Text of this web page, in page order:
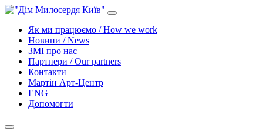
Як ми працюємо / How we work
Новини / News
ЗМІ про нас
Партнери / Our partners
Контакти
Mартін Арт-Центр
ENG
Допомогти